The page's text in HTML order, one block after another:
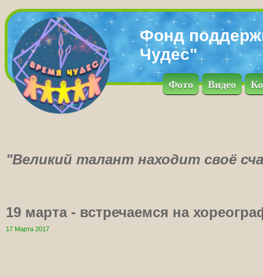
Фонд
Чудес"
Фото Видео
"Великий талант находит своё
19 марта - встречаемся на
17 Марта 2017